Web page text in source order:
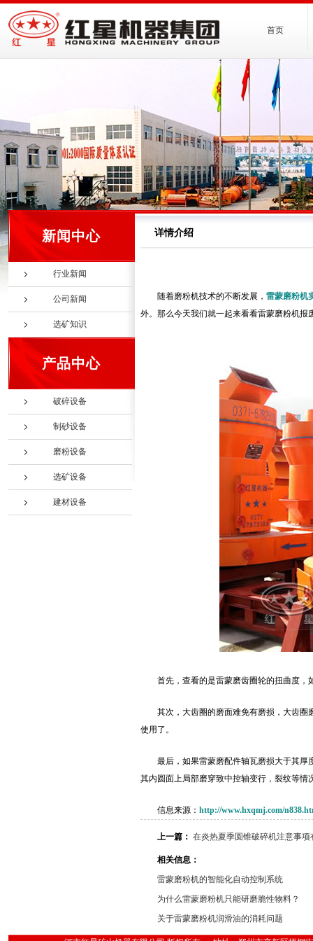
首页
新闻中心
行业新闻
公司新闻
选矿知识
产品中心
破碎设备
制砂设备
磨粉设备
选矿设备
建材设备
详情介绍
随着磨粉机技术的不断发展， 雷蒙磨粉机
外。那么今天我们就一起来看看雷蒙磨粉机报
首先，查看的是雷蒙磨齿圈轮的扭曲度，
其次，大齿圈的磨面难免有磨损，大齿圈
使用了。
最后，如果雷蒙磨配件轴瓦磨损大于其厚
其内圆面上局部磨穿致中控轴变行，裂纹等情
信息来源： http://www.hxqmj.com/
上一篇： 在炎热夏季圆锥破碎机注意事项
相关信息：
雷蒙磨粉机的智能化自动控制系统
为什么雷蒙磨粉机只能研磨脆性物料？
关于雷蒙磨粉机润滑油的消耗问题